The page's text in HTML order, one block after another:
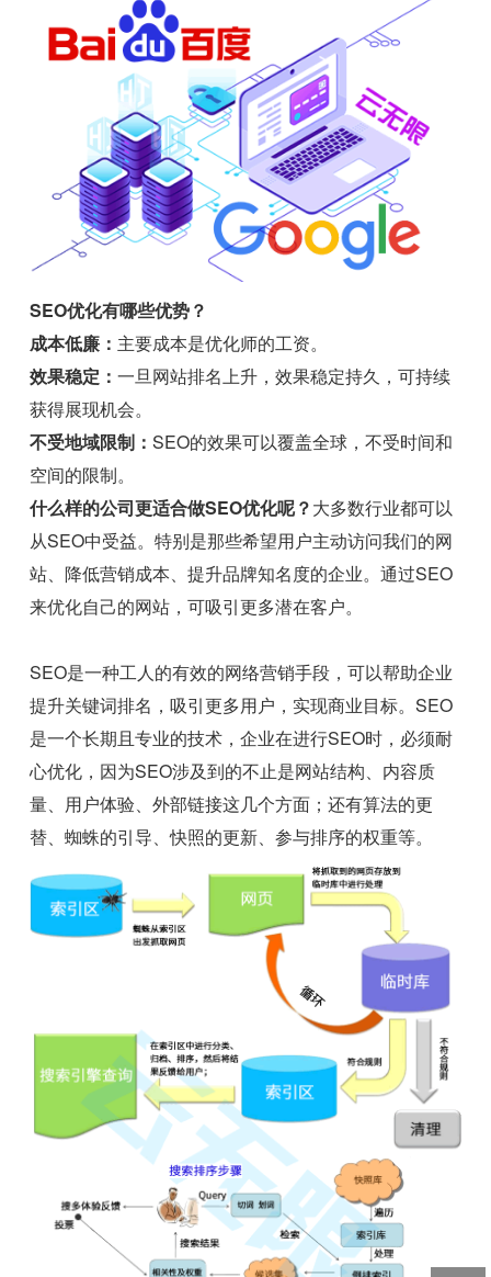
SEO优化有哪些优势？
成本低廉： 主要成本是优化师的工资。
效果稳定：一旦网站排名上升，效果稳定持久，可持续
获得展现机会。
不受地域限制：SEO的效果可以覆盖全球，不受时间和
空间的限制。
什么样的公司更适合做SEO优化呢？大多数行业都可以
从SEO中受益。特别是那些希望用户主动访问我们的网
站、降低营销成本、提升品牌知名度的企业。通过SEO
来优化自己的网站，可吸引更多潜在客户。
SEO是一种工人的有效的网络营销手段，可以帮助企业
提升关键词排名，吸引更多用户，实现商业目标。SEO
是一个长期且专业的技术，企业在进行SEO时，必须耐
心优化，因为SEO涉及到的不止是网站结构、内容质
量、用户体验、外部链接这几个方面；还有算法的更
替、蜘蛛的引导、快照的更新、参与排序的权重等。